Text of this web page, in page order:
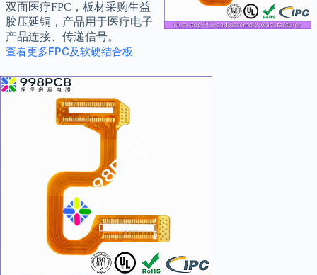
双面医疗FPC，板材采购生益
胶压延铜，产品用于医疗电子
产品连接、传递信号。
查看更多FPC及软硬结合板